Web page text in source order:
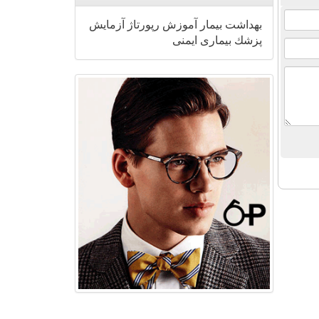
بهداشت بیمار آموزش رپورتاژ
آزمایش
پزشك بیماری ایمنی